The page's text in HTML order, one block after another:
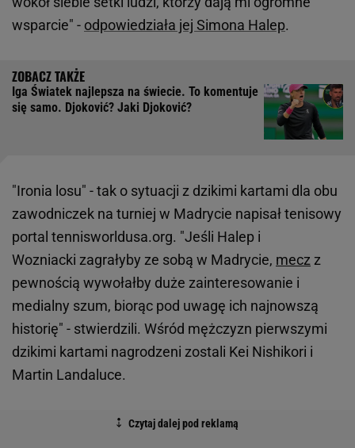
wsparcie" - odpowiedziała jej Simona Halep.
Iga Światek najlepsza na świecie. To komentuje
się samo. Djoković? Jaki Djoković?
"Ironia losu" - tak o sytuacji z dzikimi kartami dla obu
zawodniczek na turniej w Madrycie napisał tenisowy
portal tennisworldusa.org. "Jeśli Halep i
Wozniacki zagrałyby ze sobą w Madrycie, mecz z
pewnością wywołałby duże zainteresowanie i
medialny szum, biorąc pod uwagę ich najnowszą
historię" - stwierdzili. Wśród mężczyzn pierwszymi
dzikimi kartami nagrodzeni zostali Kei Nishikori i
Martin Landaluce.